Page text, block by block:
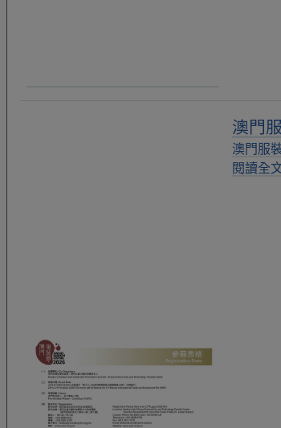
澳門
澳門服
閱讀全